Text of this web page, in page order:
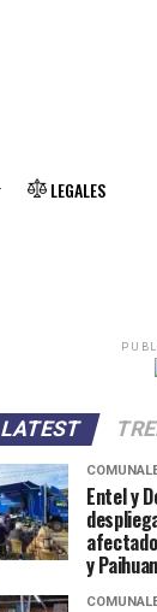
LEGALES
LATEST
Entel y
y